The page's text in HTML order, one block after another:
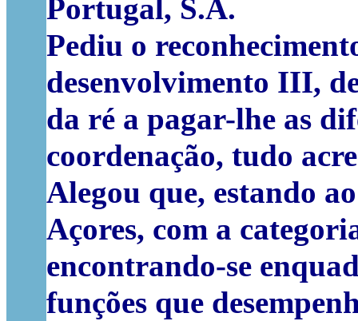
Portugal, S.A.
Pediu o
desenvolvimento III,
da ré a pagar-lhe as
coordenação, tudo
Alegou que, estando
Açores, com a
encontrando-se
funções que